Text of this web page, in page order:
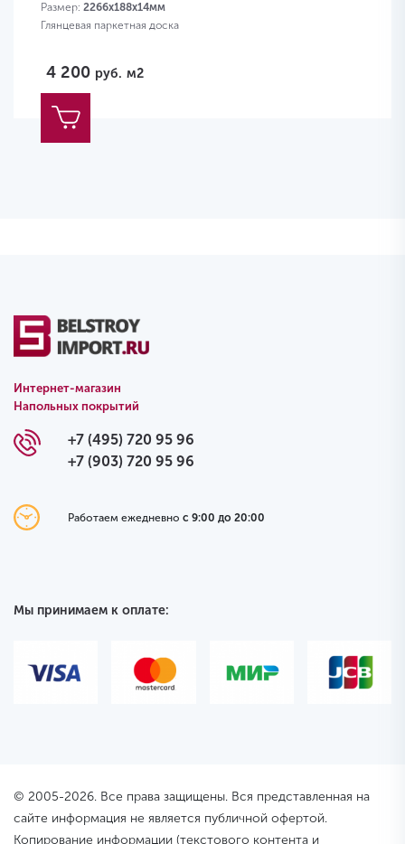
Размер: 2266х188х14мм
Глянцевая паркетная доска
4 200 руб. м2
Интернет-магазин
Напольных покрытий
+7 (495) 720 95 96
+7 (903) 720 95 96
Работаем ежедневно с 9:00 до 20:00
Мы принимаем к оплате:
© 2005-2026. Все права защищены. Вся представленная на
сайте информация не является публичной офертой.
Копирование информации (текстового контента и